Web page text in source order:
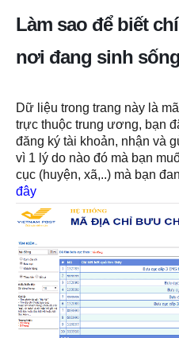
Làm sao để biết
nơi đang sinh
Dữ liệu trong trang này là
trực thuộc trung ương, bạn
đăng ký tài khoản, nhận và
vì 1 lý do nào đó mà bạn
cục (huyện, xã,..) mà bạn
đây